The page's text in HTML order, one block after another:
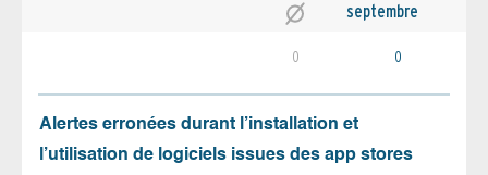
septembre
0 0
Alertes erronées durant l’installation et
l’utilisation de logiciels issues des app stores